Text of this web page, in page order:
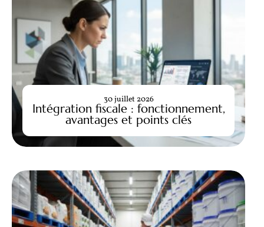
Intégration fiscale : fonctionnement,
avantages et points clés
30 juillet 2026